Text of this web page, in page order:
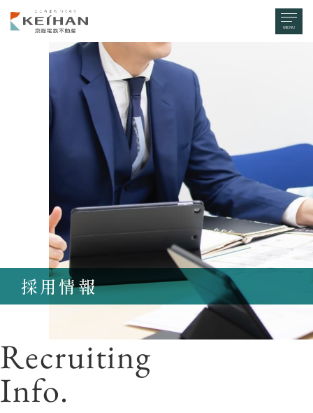
MENU
採用情報
Recruiting
Info.